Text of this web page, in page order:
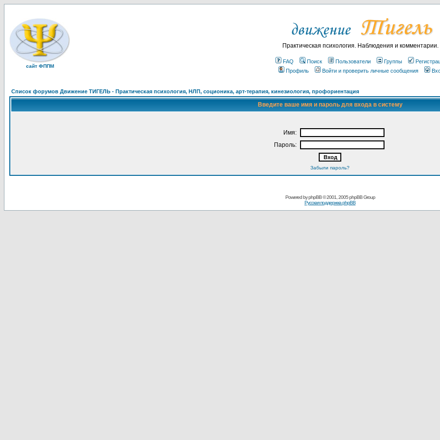
сайт ФППМ
Практическая психология. Наблюдения и комментарии.
FAQ Поиск Пользователи Группы
Профиль
Войти и проверить личные сообщения
Список форумов Движение ТИГЕЛЬ - Практическая психология, НЛП, соционика, арт-терапия, кинезиология, профориентация
Введите ваше имя и пароль для входа в систему
Имя:
Пароль:
Забыли пароль?
Powered byphpBB© 2001, 2005 phpBB Group
Русская поддержка phpBB